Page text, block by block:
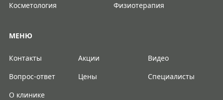
Косметология
Физиотерапия
МЕНЮ
Контакты Акции
Видео
Вопрос-ответ
Цены
Специалисты
О клинике